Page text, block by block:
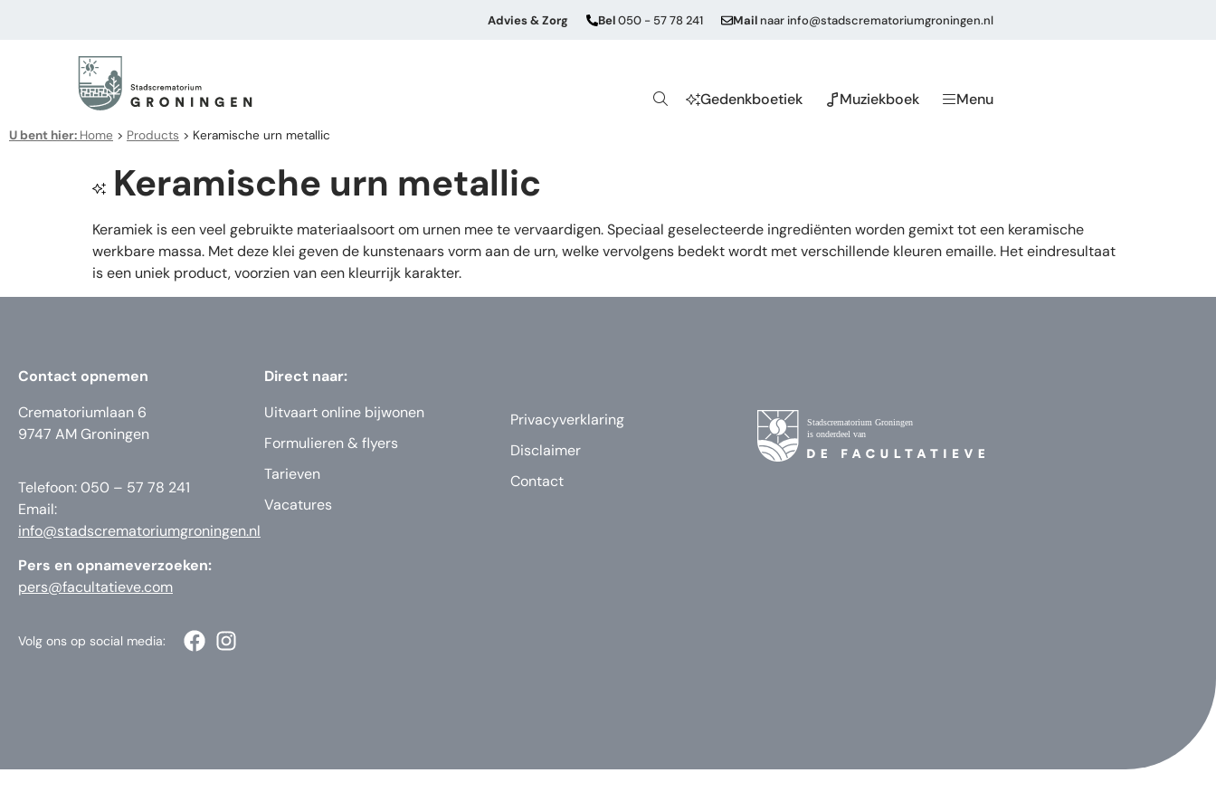
Advies & Zorg Bel050 - 57 78 241 Mail naarinfo@stadscrematoriumgroningen.nl
Gedenkboetiek Muziekboek Menu
U bent hier: Home > Products > Keramische urn metallic
Keramische urn metallic
Keramiek is een veel gebruikte materiaalsoort om urnen mee te vervaardigen. Speciaal geselecteerde ingrediënten worden gemixt tot een keramische
werkbare massa. Met deze klei geven de kunstenaars vorm aan de urn, welke vervolgens bedekt wordt met verschillende kleuren emaille. Het eindresultaat
is een uniek product, voorzien van een kleurrijk karakter.
Contact opnemen
Crematoriumlaan 6
9747 AM Groningen
Telefoon: 050 – 57 78 241
Email:
info@stadscrematoriumgroningen.nl
Pers en opnameverzoeken:
pers@facultatieve.com
Direct naar:
Uitvaart online bijwonen
Formulieren & flyers
Tarieven
Vacatures
Privacyverklaring
Disclaimer
Contact
Volg ons op social media: